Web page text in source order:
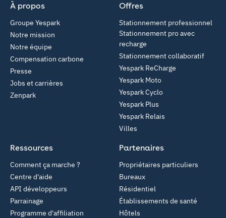
À propos
Groupe Yespark
Notre mission
Notre équipe
Compensation carbone
Presse
Jobs et carrières
Zenpark
Offres
Stationnement professionnel
Stationnement pro avec
recharge
Stationnement collaboratif
Yespark ReCharge
Yespark Moto
Yespark Cyclo
Yespark Plus
Yespark Relais
Villes
Partenaires
Propriétaires particuliers
Bureaux
Résidentiel
Établissements de santé
Hôtels
Ressources
Comment ça marche ?
Centre d'aide
API développeurs
Parrainage
Programme d'affiliation